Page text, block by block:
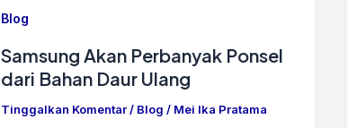
Blog
Samsung Akan Perbanyak Ponsel
dari Bahan Daur Ulang
Tinggalkan Komentar/ Blog / Mei Ika Pratama